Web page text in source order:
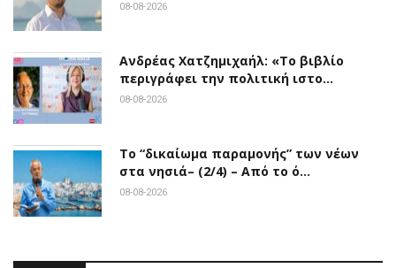
08-08-2026
Ανδρέας Χατζημιχαήλ: «Το βιβλίο
περιγράφει την πολιτική ιστο…
08-08-2026
Το “δικαίωμα παραμονής” των νέων
στα νησιά– (2/4) – Από το ό…
08-08-2026